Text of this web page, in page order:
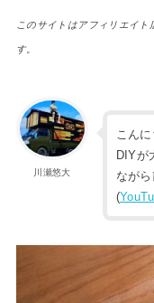
このサイトはアフィリエイ
す。
川瀬悠大
こんに
DIYが
ながら
(